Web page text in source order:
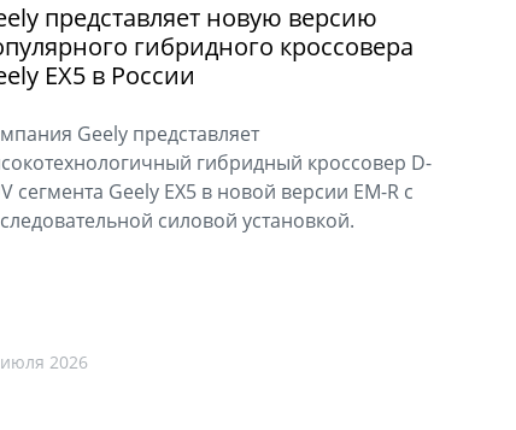
представляет новую версию
гибридного кроссовера
EX5 в России
Geely представляет
гибридный кроссовер D-
сегмента Geely EX5 в новой версии EM-R с
силовой установкой.
2026